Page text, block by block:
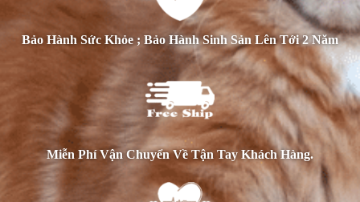
Bảo Hành Sức Khỏe ; Bảo Hành Sinh Sản Lên Tới 2 Năm
Miễn Phí Vận Chuyển Về Tận Tay Khách Hàng.